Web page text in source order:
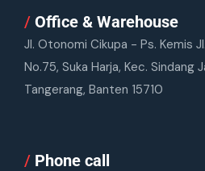
/ Office & Warehouse
Jl. Otonomi Cikupa - Ps. Kemis
No.75, Suka Harja, Kec. Sindang
Tangerang, Banten 15710
/ Phone call